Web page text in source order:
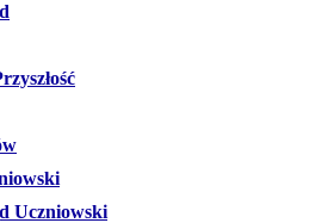
Uczniowski